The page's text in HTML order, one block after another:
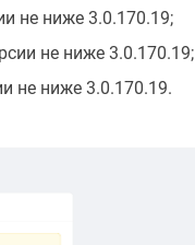
не ниже 3.0.170.19;
не ниже 3.0.170.19;
не ниже 3.0.170.19.